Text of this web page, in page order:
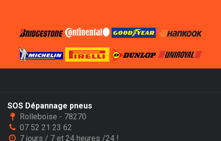
SOS Dépannage pneus
Rolleboise - 78270
07 52 21 23 62
7 jours / 7 et 24 heures /24 !